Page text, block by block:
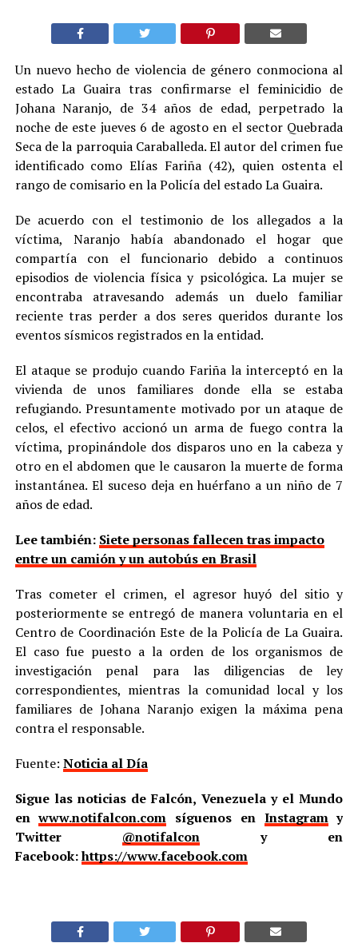
Un nuevo hecho de violencia de género conmociona al
estado La Guaira tras confirmarse el feminicidio de
Johana Naranjo, de 34 años de edad, perpetrado la
noche de este jueves 6 de agosto en el sector Quebrada
Seca de la parroquia Caraballeda. El autor del crimen fue
identificado como Elías Fariña (42), quien ostenta el
rango de comisario en la Policía del estado La Guaira.
De acuerdo con el testimonio de los allegados a la
víctima, Naranjo había abandonado el hogar que
compartía con el funcionario debido a continuos
episodios de violencia física y psicológica. La mujer se
encontraba atravesando además un duelo familiar
reciente tras perder a dos seres queridos durante los
eventos sísmicos registrados en la entidad.
El ataque se produjo cuando Fariña la interceptó en la
vivienda de unos familiares donde ella se estaba
refugiando. Presuntamente motivado por un ataque de
celos, el efectivo accionó un arma de fuego contra la
víctima, propinándole dos disparos uno en la cabeza y
otro en el abdomen que le causaron la muerte de forma
instantánea. El suceso deja en huérfano a un niño de 7
años de edad.
Lee también: Siete personas fallecen tras impacto
entre un camión y un autobús en Brasil
Tras cometer el crimen, el agresor huyó del sitio y
posteriormente se entregó de manera voluntaria en el
Centro de Coordinación Este de la Policía de La Guaira.
El caso fue puesto a la orden de los organismos de
investigación penal para las diligencias de ley
correspondientes, mientras la comunidad local y los
familiares de Johana Naranjo exigen la máxima pena
contra el responsable.
Fuente: Noticia al Día
Sigue las noticias de Falcón, Venezuela y el Mundo
enwww.notifalcon.com síguenos en Instagramy
Twitter @notifalcony en
Facebook:https://www.facebook.com